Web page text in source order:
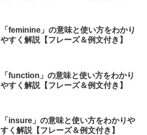
「feminine」の意味と使い方をわかり
やすく解説【フレーズ＆例文付き】
「function」の意味と使い方をわかり
やすく解説【フレーズ＆例文付き】
「insure」の意味と使い方をわかりや
すく解説【フレーズ＆例文付き】